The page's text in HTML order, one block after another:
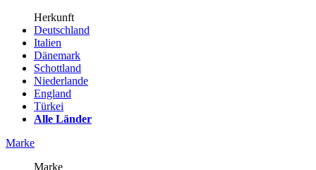
Herkunft
Deutschland
Italien
Dänemark
Schottland
Niederlande
England
Türkei
Alle Länder
Marke
Marke